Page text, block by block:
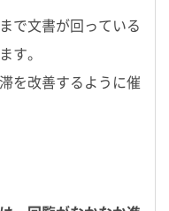
で文書が回っている
す。
を改善するように催